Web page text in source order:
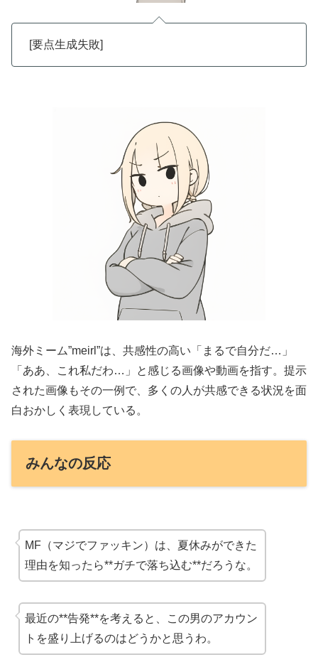
[要点生成失敗]
海外ミーム”meirl”は、共感性の高い「まるで自分だ…」
「ああ、これ私だわ…」と感じる画像や動画を指す。提示
された画像もその一例で、多くの人が共感できる状況を面
白おかしく表現している。
みんなの反応
MF（マジでファッキン）は、夏休みができた
理由を知ったら**ガチで落ち込む**だろうな。
最近の**告発**を考えると、この男のアカウン
トを盛り上げるのはどうかと思うわ。